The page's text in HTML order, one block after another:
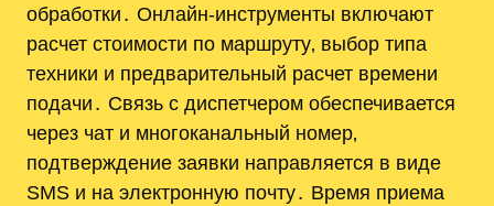
обработки․ Онлайн-инструменты включают
расчет стоимости по маршруту‚ выбор типа
техники и предварительный расчет времени
подачи․ Связь с диспетчером обеспечивается
через чат и многоканальный номер‚
подтверждение заявки направляется в виде
SMS и на электронную почту․ Время приема